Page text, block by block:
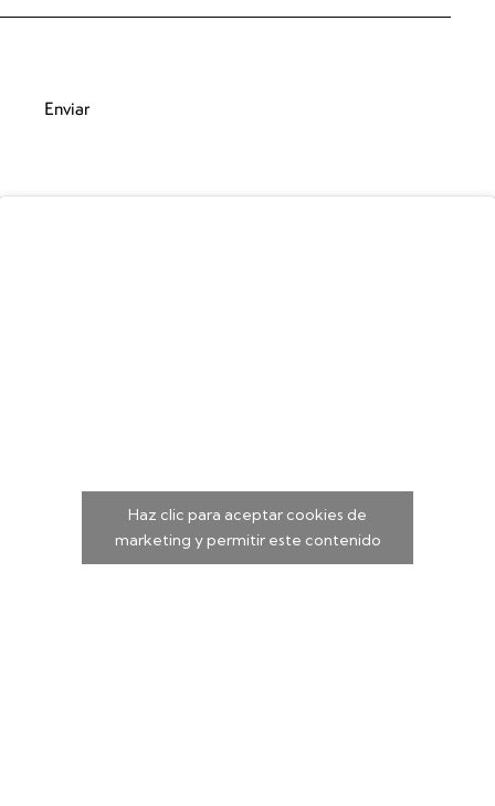
Haz clic para aceptar cookies de
marketing y permitir este contenido